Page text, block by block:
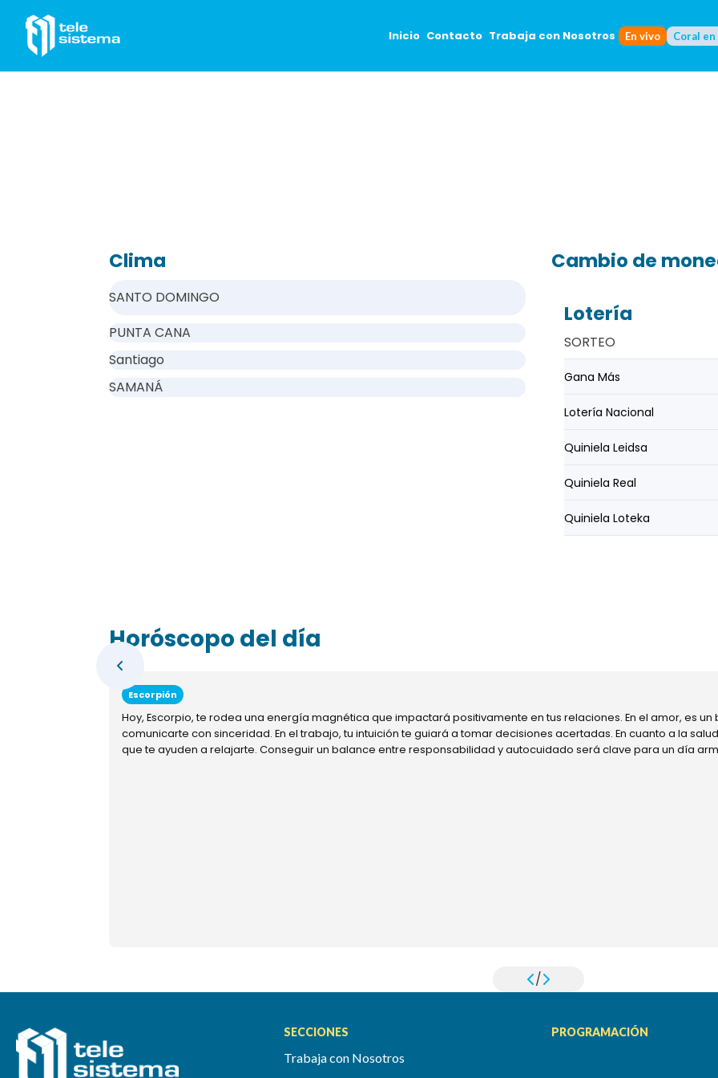
Inicio Contacto Trabaja con Nosotros En vivo Coral
Clima
SANTO DOMINGO
PUNTA CANA
Santiago
SAMANÁ
Cambio de
Lotería
SORTEO
Gana Más
Lotería Nacional
Quiniela Leidsa
Quiniela Real
Quiniela Loteka
Horóscopo del día
Escorpión
Hoy, Escorpio, te rodea una energía magnética que impactará positivamente en tus relaciones. En el amor, es
comunicarte con sinceridad. En el trabajo, tu intuición te guiará a tomar decisiones acertadas. En cuanto a la
que te ayuden a relajarte. Conseguir un balance entre responsabilidad y autocuidado será clave para un día
/
SECCIONES
Trabaja con Nosotros
PROGRAMACIÓN